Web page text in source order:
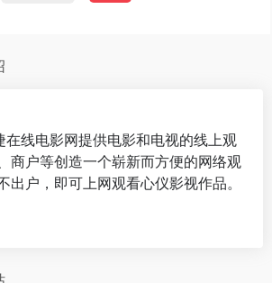
在线电影网提供电影和电视的线上观
商户等创造一个崭新而方便的网络观
出户，即可上网观看心仪影视作品。